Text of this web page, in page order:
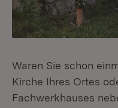
Waren Sie schon
Kirche Ihres Ortes
Fachwerkhauses